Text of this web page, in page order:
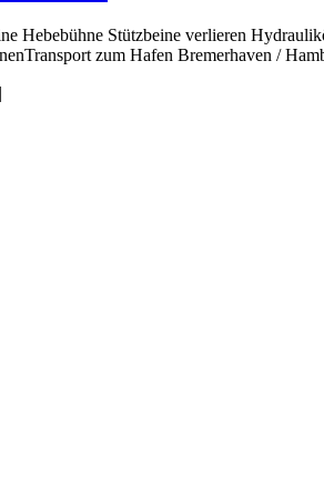
Hebebühne Stützbeine verlieren
zum Hafen Bremerhaven /
|